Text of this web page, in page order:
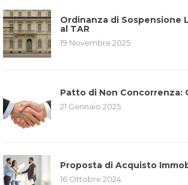
Ordinanza di Sospensione
al TAR
19 Novembre 2025
Patto di Non Concorrenza:
21 Gennaio 2025
Proposta di Acquisto
16 Ottobre 2024